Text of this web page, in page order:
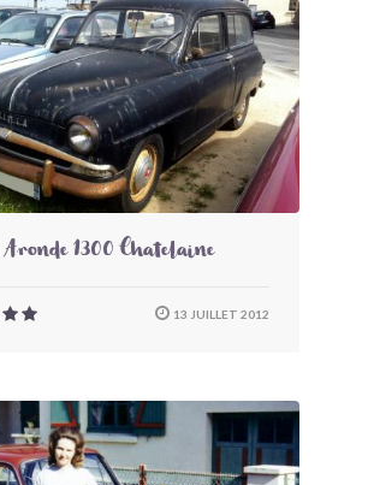
Aronde 1300 Chatelaine
13 JUILLET 2012